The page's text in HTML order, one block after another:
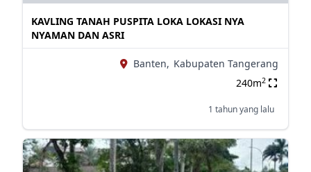
KAVLING TANAH PUSPITA LOKA LOKASI NYA
NYAMAN DAN ASRI
Banten, Kabupaten Tangerang
240m2
1 tahun yang lalu